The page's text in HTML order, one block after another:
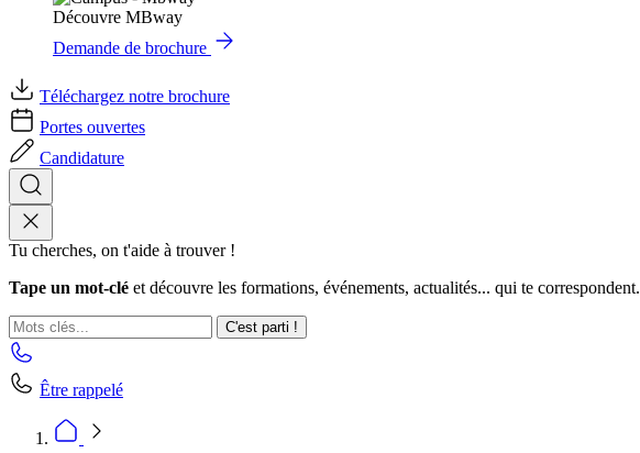
Découvre MBway
Demande de brochure
Téléchargez notre brochure
Portes ouvertes
Candidature
Tu cherches, on t'aide à trouver !
Tape un mot-clé et découvre les formations, événements, actualités... qui te correspondent.
C'est parti !
Être rappelé